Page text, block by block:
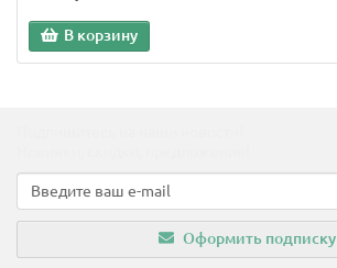
В корзину
Оформить подписку